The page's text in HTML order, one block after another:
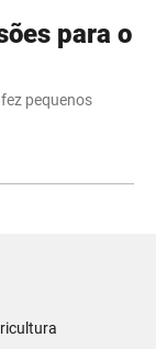
para o
pequenos